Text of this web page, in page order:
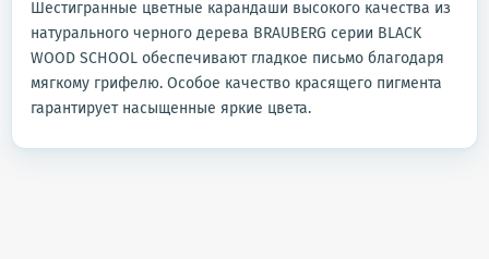
Шестигранные цветные карандаши высокого качества из
натурального черного дерева BRAUBERG серии BLACK
WOOD SCHOOL обеспечивают гладкое письмо благодаря
мягкому грифелю. Особое качество красящего пигмента
гарантирует насыщенные яркие цвета.